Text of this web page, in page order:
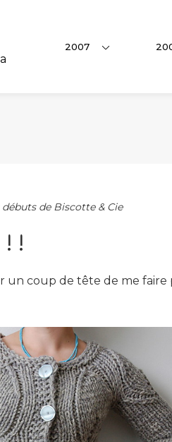
2007
débuts de Biscotte & Cie
!!
un coup de tête de me